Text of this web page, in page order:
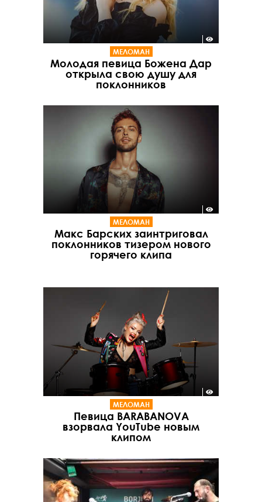
МЕЛОМАН
Молодая певица Божена Дар
открыла свою душу для
поклонников
МЕЛОМАН
Макс Барских заинтриговал
поклонников тизером нового
горячего клипа
МЕЛОМАН
Певица BARABANOVA
взорвала YouTube новым
клипом